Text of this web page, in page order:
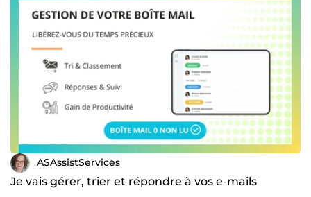
ASAssistServices
Je vais gérer, trier et répondre à vos e-mails